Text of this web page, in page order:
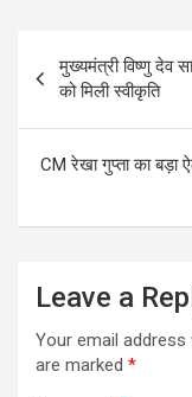
navigation
मुख्यमंत्री विष्णु देव
को मिली स्वीकृति
CM रेखा गुप्ता का बड़ा
Leave a
Your email address
are marked *